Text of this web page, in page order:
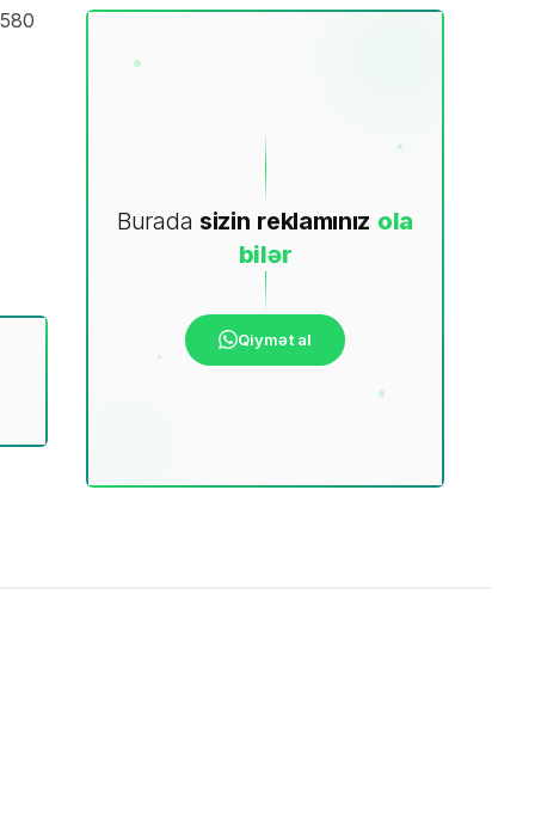
Burada sizin reklamınız ola
bilər
Qiymət al